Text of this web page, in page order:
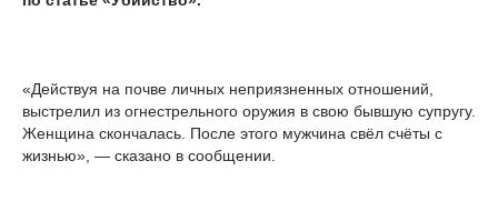
«Действуя на почве личных неприязненных отношений,
выстрелил из огнестрельного оружия в свою бывшую супругу.
Женщина скончалась. После этого мужчина свёл счёты с
жизнью», — сказано в сообщении.